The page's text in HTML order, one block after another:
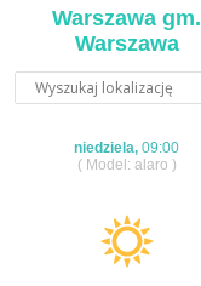
Warszawa gm.
Warszawa
niedziela,09:00
( Model: alaro )